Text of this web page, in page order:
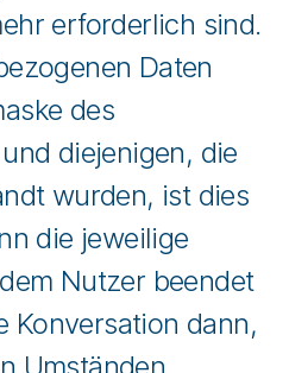
erforderlich sind.
Daten
des
diejenigen, die
wurden, ist dies
die jeweilige
Nutzer beendet
Konversation dann,